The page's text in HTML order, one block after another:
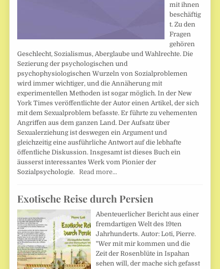
mit ihnen
beschäftig
t. Zu den
Fragen
gehören
Geschlecht, Sozialismus, Aberglaube und Wahlrechte. Die
Sezierung der psychologischen und
psychophysiologischen Wurzeln von Sozialproblemen
wird immer wichtiger, und die Annäherung mit
experimentellen Methoden ist sogar möglich. In der New
York Times veröffentlichte der Autor einen Artikel, der sich
mit dem Sexualproblem befasste. Er führte zu vehementen
Angriffen aus dem ganzen Land. Der Aufsatz über
Sexualerziehung ist deswegen ein Argument und
gleichzeitig eine ausführliche Antwort auf die lebhafte
öffentliche Diskussion. Insgesamt ist dieses Buch ein
äusserst interessantes Werk vom Pionier der
Sozialpsychologie. Read more…
Exotische Reise durch Persien
Abenteuerlicher Bericht aus einer
fremdartigen Welt des 19ten
Jahrhunderts. Autor: Loti, Pierre.
"Wer mit mir kommen und die
Zeit der Rosenblüte in Ispahan
sehen will, der mache sich gefasst